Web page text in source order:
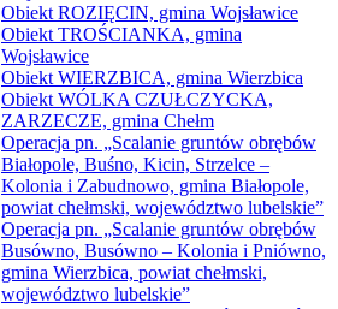
Obiekt ROZIĘCIN, gmina Wojsławice
Obiekt TROŚCIANKA, gmina
Wojsławice
Obiekt WIERZBICA, gmina Wierzbica
Obiekt WÓLKA CZUŁCZYCKA,
ZARZECZE, gmina Chełm
Operacja pn. „Scalanie gruntów obrębów
Białopole, Buśno, Kicin, Strzelce –
Kolonia i Zabudnowo, gmina Białopole,
powiat chełmski, województwo lubelskie”
Operacja pn. „Scalanie gruntów obrębów
Busówno, Busówno – Kolonia i Pniówno,
gmina Wierzbica, powiat chełmski,
województwo lubelskie”